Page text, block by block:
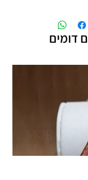
זהב ,עיצוב אישי,
אישיות.
עסקים.
דומים